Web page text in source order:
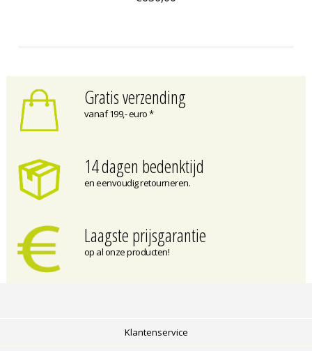
Gratis verzending
vanaf 199,- euro *
14 dagen bedenktijd
en eenvoudig retourneren.
Laagste prijsgarantie
op al onze producten!
Klantenservice